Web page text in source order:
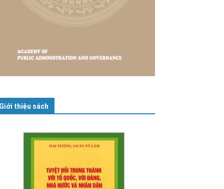
Giới thiệu sách